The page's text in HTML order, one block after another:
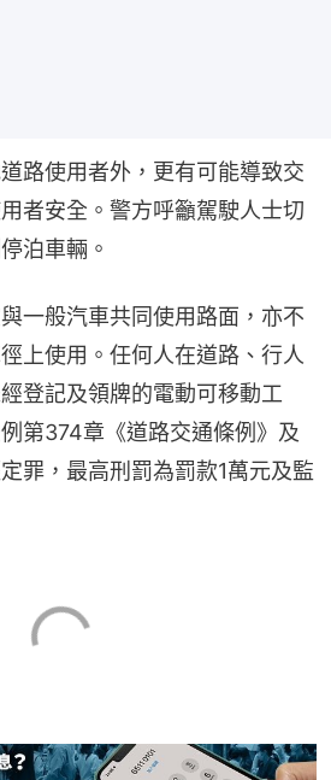
路使用者外，更有可能導致交
者安全。警方呼籲駕駛人士切
泊車輛。
一般汽車共同使用路面，亦不
上使用。任何人在道路、行人
登記及領牌的電動可移動工
第374章《道路交通條例》及
罪，最高刑罰為罰款1萬元及監